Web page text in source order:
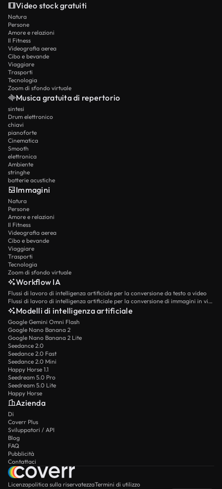
Video stock gratuiti
Natura
Persone
Amore e relazioni
Il Fitness
Videografia aerea
Cibo e bevande
Viaggiare
Trasporti
Tecnologia
Zoom di sfondo virtuale
Musica gratuita di repertorio
sintesi
Drum elettronico
chiavi
pianoforte
Cinematica
Smooth
elettronica
Ambiente
stringhe
batterie acustiche
Immagini
Natura
Persone
Amore e relazioni
Il Fitness
Videografia aerea
Cibo e bevande
Viaggiare
Trasporti
Tecnologia
Zoom di sfondo virtuale
Workflow IA
Flussi di lavoro di intelligenza artificiale per la conversione da testo a video
Flussi di lavoro di intelligenza artificiale per la conversione di immagini in video
Modelli di intelligenza artificiale
Google Gemini Omni Flash
Google Nano Banana 2
Google Nano Banana 2 Lite
Seedance 2.0
Seedance 2.0 Fast
Seedance 2.0 Mini
Happy Horse 1.1
Seedream 5.0 Pro
Seedream 5.0 Lite
Happy Horse
Azienda
Di
Coverr Plus
Sviluppatori / API
Blog
FAQ
Pubblicità
Contattaci
Licenzapolitica sulla riservatezzaTermini di utilizzo